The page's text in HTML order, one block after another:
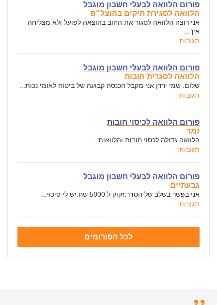
פורום הלוואה לבעלי חשבון מוגבל
הלוואה לסגירת תיקים בהוצל״פ
אני רוצה הלוואה לסגור את החוב בהוצאה לפועל ולא מצליחה
איך...
תגובות
פורום הלוואה לבעלי חשבון מוגבל
הלוואה לסגרית חובות
שלום. שמי ירדן אני מקבל הכנסה קבועה של ביטוח לאומי נכות...
תגובות
פורום הלוואה לכיסוי חובות
זמר
הלוואה גדולה לכסוי חובות והלוואות...
תגובות
פורום הלוואה לבעלי חשבון מוגבל
גבעתיים
אני בפשר בשלב של הסדר.זקוק ל 5000 שח.יש לי סיכוי...
תגובות
לכל הפורומים